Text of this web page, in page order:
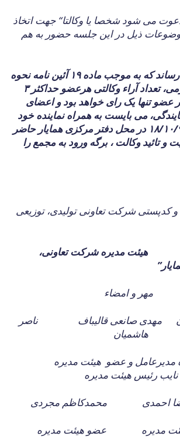
دعوت می شود شخصا یا وکالتا“ جهت اتخاذ
ذیل در این جلسه حضور به هم
ضمنا به اطلاع می رساند که به موجب ماده ۱۹ آئین نامه نحوه
تشکیل مجامع عمومی، تعداد آراء وکالتی هرعضو حداکثر ۳
تنها یک رای خواهد بود و اعضای
می بایست به همراه نماینده خود
۱۸/۱۰/۹۶ در محل دفتر مرکزی همایار حاضر
و تائید وکالت ، برگه ورود به مجمع را
کدپستی شرکت تعاونی تولیدی، توزیعی
هیئت مدیره شرکت تعاونی،
مهر و امضاء
مهدی صانعی قالیباف
ناصر
هاشمیان
مدیرعامل و عضو هیئت مدیره
نایب رئیس هیئت مدیره
احمدی محمدکاظم مجردی
مدیره عضو هیئت مدیره